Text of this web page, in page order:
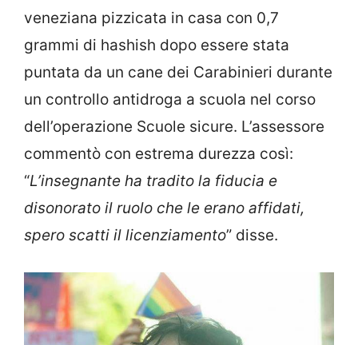
veneziana pizzicata in casa con 0,7
grammi di hashish dopo essere stata
puntata da un cane dei Carabinieri durante
un controllo antidroga a scuola nel corso
dell’operazione Scuole sicure. L’assessore
commentò con estrema durezza così:
“L’insegnante ha tradito la fiducia e
disonorato il ruolo che le erano affidati,
spero scatti il licenziamento” disse.